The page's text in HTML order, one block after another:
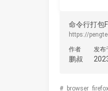
命令行打包
https://
作者
鹏叔
发布
# browser